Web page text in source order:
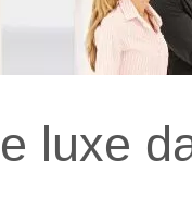
luxe